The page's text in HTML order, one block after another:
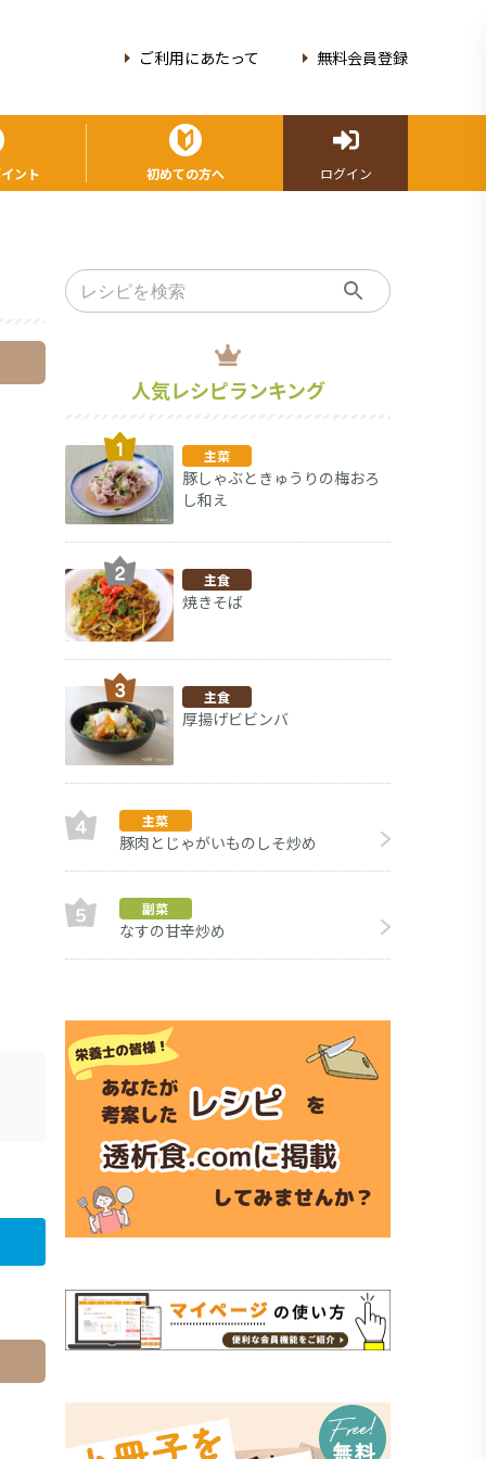
ご利用にあたって 無料会員登録
ント 初めての方へ ログイン
人気レシピランキング
主菜
豚しゃぶときゅうりの梅おろ
し和え
主食
焼きそば
主食
厚揚げビビンバ
主菜
豚肉とじゃがいものしそ炒め
副菜
なすの甘辛炒め